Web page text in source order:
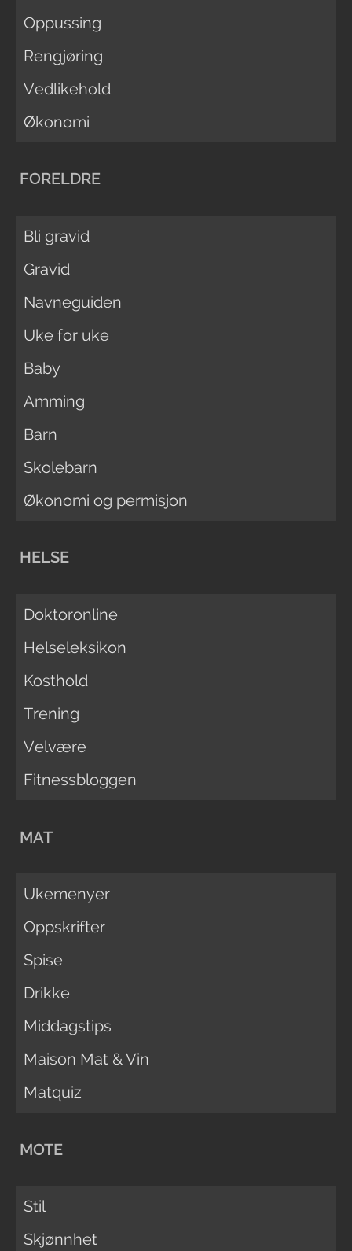
Oppussing
Rengjøring
Vedlikehold
Økonomi
FORELDRE
Bli gravid
Gravid
Navneguiden
Uke for uke
Baby
Amming
Barn
Skolebarn
Økonomi og permisjon
HELSE
Doktoronline
Helseleksikon
Kosthold
Trening
Velvære
Fitnessbloggen
MAT
Ukemenyer
Oppskrifter
Spise
Drikke
Middagstips
Maison Mat & Vin
Matquiz
MOTE
Stil
Skjønnhet